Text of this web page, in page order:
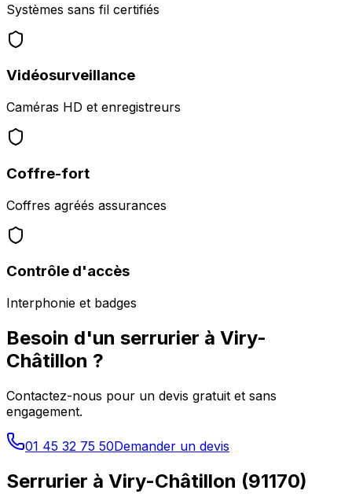
Systèmes sans fil certifiés
Vidéosurveillance
Caméras HD et enregistreurs
Coffre-fort
Coffres agréés assurances
Contrôle d'accès
Interphonie et badges
Besoin d'un serrurier à Viry-
Châtillon ?
Contactez-nous pour un devis gratuit et sans
engagement.
01 45 32 75 50Demander un devis
Serrurier à Viry-Châtillon (91170)